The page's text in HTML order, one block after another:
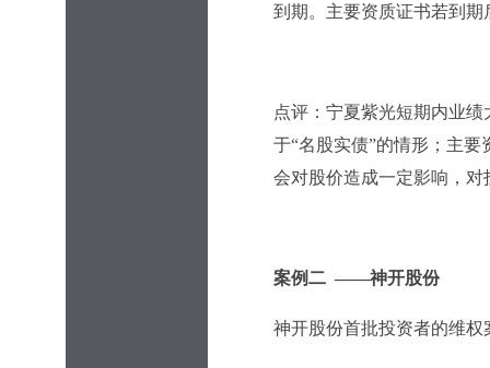
到期。 主要资质证书若到
点评：宁夏紫光短期内业
于“名股实债”的情形；主
会对股价造成一定影响，
案例二 ——神开股份
神开股份首批投资者的维权